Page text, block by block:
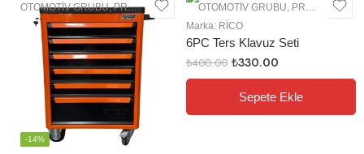
OTOMOTIV GRUBU,PROFESYONEL EL ALETLERI
-14%
OTOMOTIV GRUBU
PROFESYONEL EL ALETLERI
Marka: RİCO
6PC Ters Klavuz Seti
₺400.00 ₺330.00
Sepete Ekle